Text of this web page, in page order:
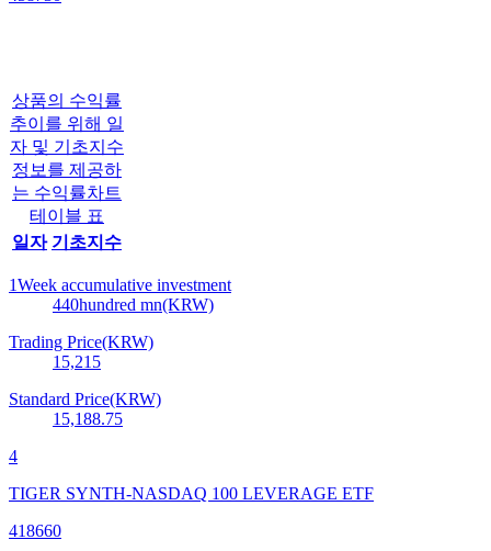
상품의 수익률
추이를 위해 일
자 및 기초지수
정보를 제공하
는 수익률차트
테이블 표
일자 기초지수
1Week accumulative investment
440hundred mn(KRW)
Trading Price(KRW)
15,215
Standard Price(KRW)
15,188.75
4
TIGER SYNTH-NASDAQ 100 LEVERAGE ETF
418660